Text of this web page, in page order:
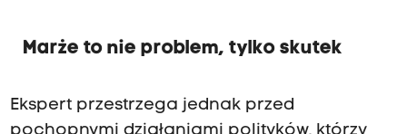
Marże to nie problem, tylko skutek
Ekspert przestrzega jednak przed